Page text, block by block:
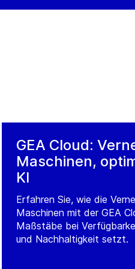
GEA Cloud:
Maschinen,
KI
Erfahren Sie, wie die
Maschinen mit der GEA
Maßstäbe bei
und Nachhaltigkeit setzt.